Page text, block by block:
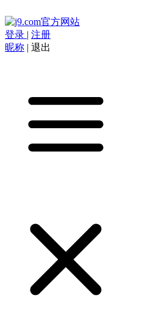
登录 | 注册
昵称 | 退出